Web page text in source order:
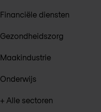
Financiële diensten
Gezondheidszorg
Maakindustrie
Onderwijs
+ Alle sectoren